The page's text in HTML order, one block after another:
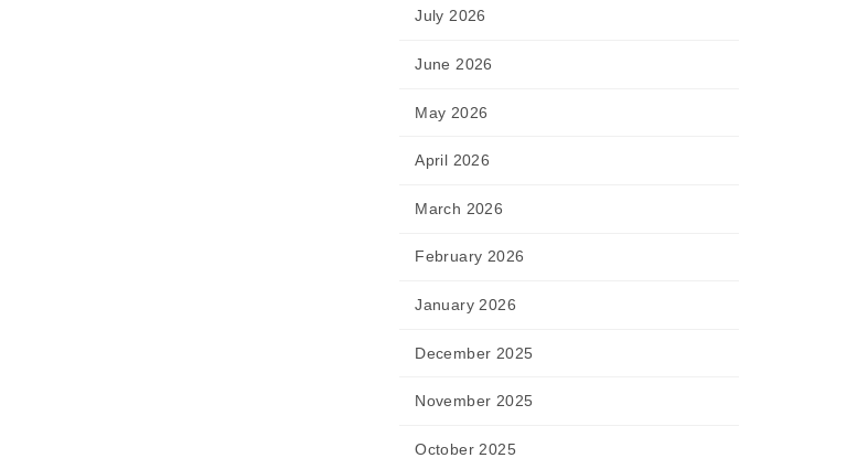
July 2026
June 2026
May 2026
April 2026
March 2026
February 2026
January 2026
December 2025
November 2025
October 2025